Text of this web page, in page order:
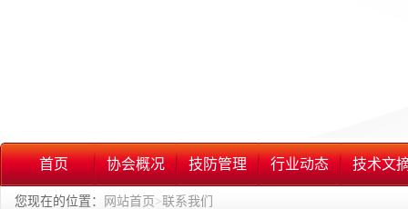
首页 协会概况 技防管理 行业动态 技术文
您现在的位置： 网站首页 >联系我们